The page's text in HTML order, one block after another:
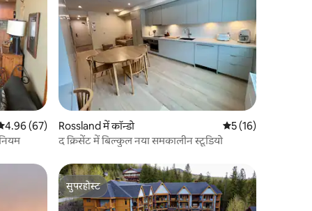
रेटिंग 5 में से 4.96, 67 समीक्षाएँ
4.96 (67)
Rossland में कॉन्डो औसत रेटिंग 5 में से 5,
5 (16)
द क्रिसेंट में बिल्कुल नया समकालीन स्टूडियो
सुपरहोस्ट
सुपरहोस्ट